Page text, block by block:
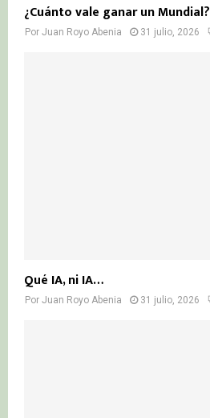
¿Cuánto vale ganar un Mundial?
Por Juan Royo Abenia 31 julio, 2026
Qué IA, ni IA…
Por Juan Royo Abenia 31 julio, 2026